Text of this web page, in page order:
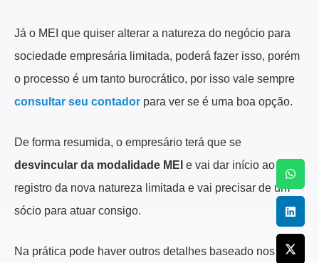
Já o MEI que quiser alterar a natureza do negócio para
sociedade empresária limitada, poderá fazer isso, porém
o processo é um tanto burocrático, por isso vale sempre
consultar seu contador para ver se é uma boa opção.
De forma resumida, o empresário terá que se
desvincular da modalidade MEI e vai dar início ao
registro da nova natureza limitada e vai precisar de um
sócio para atuar consigo.
Na prática pode haver outros detalhes baseado nos tipos